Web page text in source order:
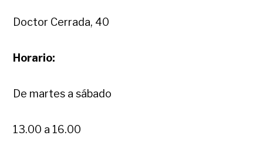
Doctor Cerrada, 40
Horario:
De martes a sábado
13.00 a 16.00